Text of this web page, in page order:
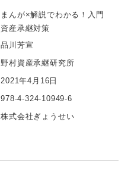
まんが×解説でわかる！入門
資産承継対策
品川芳宣
野村資産承継研究所
2021年4月16日
978-4-324-10949-6
株式会社ぎょうせい